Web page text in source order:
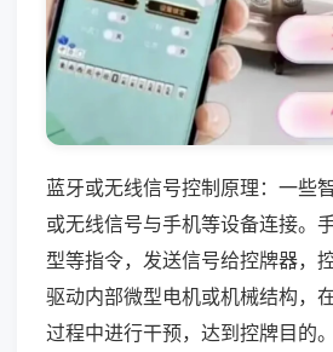
蓝牙或无线信号控制原理：一些
或无线信号与手机等设备连接。
型等指令，发送信号给控牌器，
驱动内部微型电机或机械结构，
过程中进行干预，达到控牌目的。